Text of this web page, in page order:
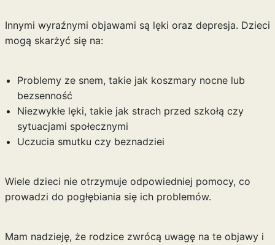
Innymi wyraźnymi objawami są lęki oraz depresja. Dzieci
mogą skarżyć się na:
Problemy ze snem, takie jak koszmary nocne lub
bezsenność
Niezwykłe lęki, takie jak strach przed szkołą czy
sytuacjami społecznymi
Uczucia smutku czy beznadziei
Wiele dzieci nie otrzymuje odpowiedniej pomocy, co
prowadzi do pogłębiania się ich problemów.
Mam nadzieję, że rodzice zwrócą uwagę na te objawy i